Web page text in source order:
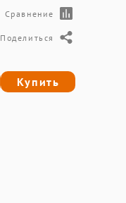
Сравнение
Поделиться
Купить